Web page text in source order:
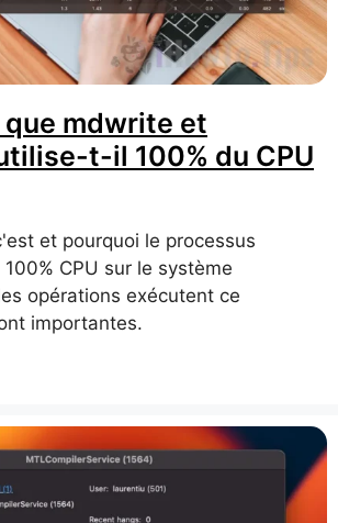
mdwrite et
t-il 100% du CPU
et pourquoi le processus
CPU sur le système
opérations exécutent ce
importantes.